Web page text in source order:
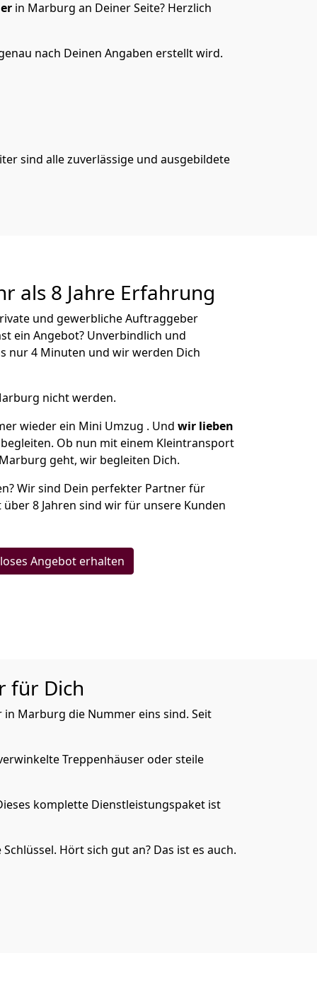
in Marburg an Deiner Seite? Herzlich
nach Deinen Angaben erstellt wird.
sind alle zuverlässige und ausgebildete
als 8 Jahre Erfahrung
und gewerbliche Auftraggeber
ein Angebot? Unverbindlich und
nur 4 Minuten und wir werden Dich
nicht werden.
wieder ein Mini Umzug . Und wir lieben
Ob nun mit einem Kleintransport
geht, wir begleiten Dich.
Wir sind Dein perfekter Partner für
über 8 Jahren sind wir für unsere Kunden
Angebot erhalten
für Dich
Marburg die Nummer eins sind. Seit
Treppenhäuser oder steile
komplette Dienstleistungspaket ist
Hört sich gut an? Das ist es auch.